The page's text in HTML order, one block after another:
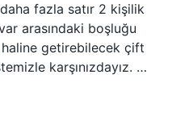
fazla satır 2 kişilik
arasındaki boşluğu
getirebilecek çift
karşınızdayız. …